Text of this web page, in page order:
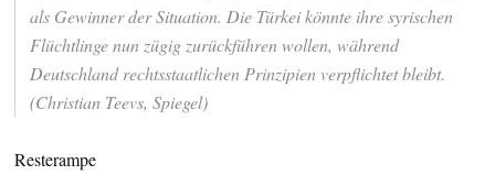
als Gewinner der Situation. Die Türkei könnte ihre syrischen
Flüchtlinge nun zügig zurückführen wollen, während
Deutschland rechtsstaatlichen Prinzipien verpflichtet bleibt.
(Christian Teevs, Spiegel)
Resterampe